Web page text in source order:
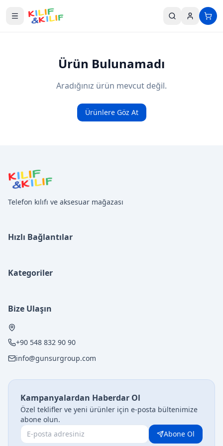
Ürün Bulunamadı
Aradığınız ürün mevcut değil.
Ürünlere Göz At
Telefon kılıfı ve aksesuar mağazası
Hızlı Bağlantılar
Kategoriler
Bize Ulaşın
+90 548 832 90 90
info@gunsurgroup.com
Kampanyalardan Haberdar Ol
Özel teklifler ve yeni ürünler için e-posta bültenimize
abone olun.
Abone Ol